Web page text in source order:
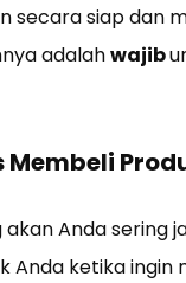
siap dan
adalahwajib
Membeli
Anda sering
ketika ingin